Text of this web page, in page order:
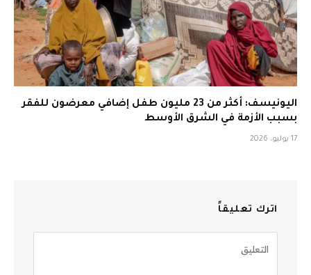
اليونيسف: أكثر من 23 مليون طفل إضافي معرضون للفقر
بسبب الأزمة في الشرق الأوسط
17 يوليو، 2026
اترك تعليقاً